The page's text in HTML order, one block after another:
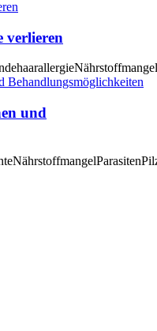
verlieren
Nährstoffmangel
und
NährstoffmangelParasiten